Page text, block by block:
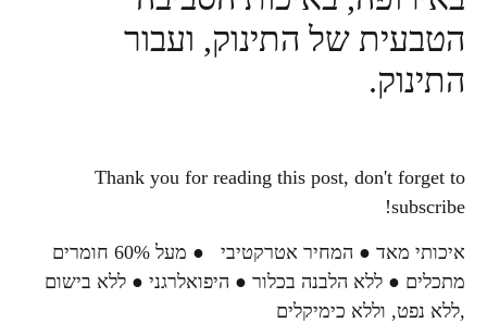
של התינוק, ועבור
Thank you for reading this post, don't
איכותי מאד ● המחיר אטרקטיבי ● מעל 60% חומרים
● ללא הלבנה בכלור ● היפואלרגני ● ללא בישום
וללא כימיקלים